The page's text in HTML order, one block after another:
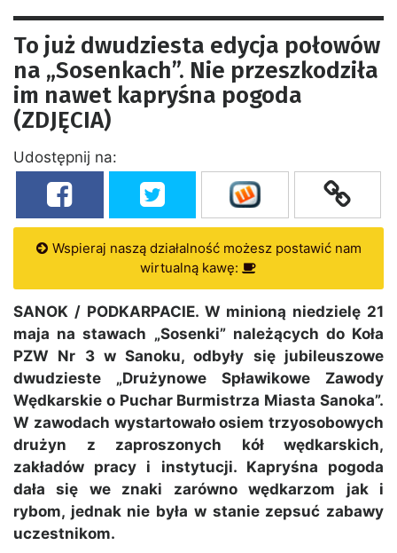
To już dwudziesta edycja połowów
na „Sosenkach”. Nie przeszkodziła
im nawet kapryśna pogoda
(ZDJĘCIA)
Udostępnij na:
Wspieraj naszą działalność możesz postawić nam
wirtualną kawę:
SANOK / PODKARPACIE. W minioną niedzielę 21
maja na stawach „Sosenki” należących do Koła
PZW Nr 3 w Sanoku, odbyły się jubileuszowe
dwudzieste „Drużynowe Spławikowe Zawody
Wędkarskie o Puchar Burmistrza Miasta Sanoka”.
W zawodach wystartowało osiem trzyosobowych
drużyn z zaproszonych kół wędkarskich,
zakładów pracy i instytucji. Kapryśna pogoda
dała się we znaki zarówno wędkarzom jak i
rybom, jednak nie była w stanie zepsuć zabawy
uczestnikom.